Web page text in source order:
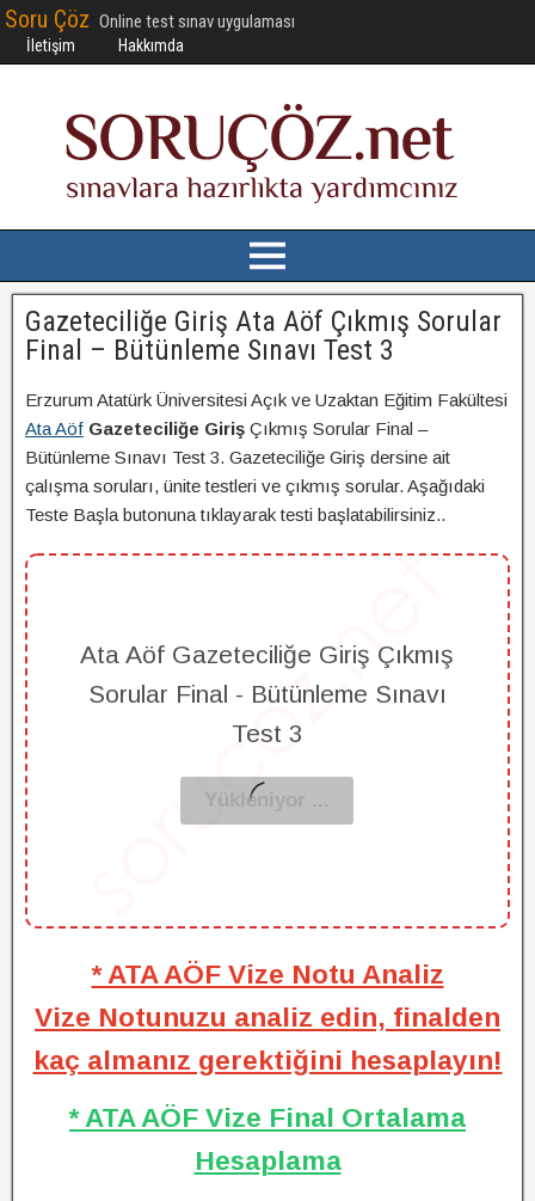
Soru Çöz Online test sınav uygulaması
İletişim Hakkımda
Gazeteciliğe Giriş Ata Aöf Çıkmış Sorular
Final – Bütünleme Sınavı Test 3
Erzurum Atatürk Üniversitesi Açık ve Uzaktan Eğitim Fakültesi
Ata Aöf Gazeteciliğe Giriş Çıkmış Sorular Final –
Bütünleme Sınavı Test 3. Gazeteciliğe Giriş dersine ait
çalışma soruları, ünite testleri ve çıkmış sorular. Aşağıdaki
Teste Başla butonuna tıklayarak testi başlatabilirsiniz..
Ata Aöf Gazeteciliğe Giriş Çıkmış
Sorular Final - Bütünleme Sınavı
Test 3
* ATA AÖF Vize Notu Analiz
Vize Notunuzu analiz edin, finalden
kaç almanız gerektiğini hesaplayın!
* ATA AÖF Vize Final Ortalama
Hesaplama